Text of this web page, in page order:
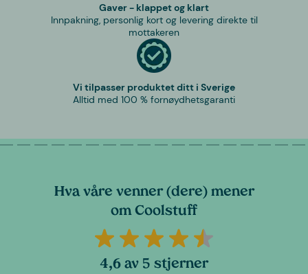
Gaver - klappet og klart
Innpakning, personlig kort og levering direkte til
mottakeren
Vi tilpasser produktet ditt i Sverige
Alltid med 100 % fornøydhetsgaranti
Hva våre venner (dere) mener
om Coolstuff
4,6 av 5 stjerner